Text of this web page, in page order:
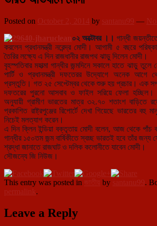
Posted on October 2, 2014 by santanu99 —
০২ অক্টোবর ।। গান্ধী
করলেন প্রধানমন্ত্রী নরেন্দ্র মোদী। আগামী ৫ বছরে
তৈরির লক্ষ্যে এ দিন রাজধানীর রাজপথ ঝাড়ু দিলেন মোদী।
বৃহস্পতিবার মহাত্মা গান্ধীর জন্মদিনে সকালে হাতে ঝাড়ু
পার্টি ও প্রধানমন্ত্রী দফতেরর উদ্যোগে অনেক আগে
প্রস্তুতি। গত ২৫ সেপ্টেম্বর থেকে শুরু হয় প্রচার। এক
দফতরের পুরনো আসবাব ও ফাইল সরিয়ে ফেলা হচ্ছিল।
অনুযায়ী গ্রামীণ ভারতের মাত্র ৩২.৭০ শতাংশ বাড়িতে
প্রকাশিত রাষ্ট্রপুঞ্জের রিপোর্টে দেখা গিয়েছে ভারতের
নিচেই মলত্যাগ করেন।
এ দিন ক্লিন ইন্ডিয়া বক্তৃতায় মোদী বলেন, আজ থেকে পাঁচ
গান্ধীর ১৫০তম জন্ম বার্ষিকীতে স্বচ্ছ ভারতই হবে তাঁর জন্য
শ্রদ্ধা জানাতে রাজঘাট ও দলিক কলোনীতে যাবেন মোদী।
সৌজন্যে জি নিউজ।
This entry was posted in জাতীয় by santanu99.
permalink.
Leave a Reply